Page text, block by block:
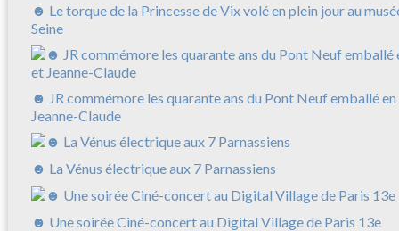
☻ Le torque de la Princesse de Vix volé en plein jour au
Seine
☻ JR commémore les quarante ans du Pont Neuf emballé
Jeanne-Claude
☻ La Vénus électrique aux 7 Parnassiens
☻ Une soirée Ciné-concert au Digital Village de Paris 13e